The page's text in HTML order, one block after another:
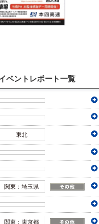
ベントレポート一覧
東北
関東：埼玉県
関東：東京都